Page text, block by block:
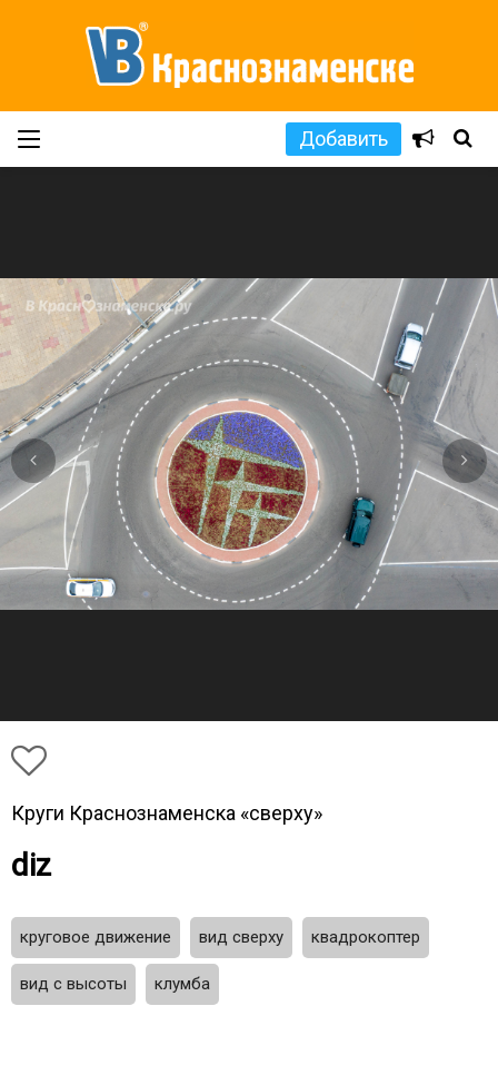
Добавить
Круги Краснознаменска «сверху»
diz
круговое движение вид сверху квадрокоптер
вид с высоты клумба